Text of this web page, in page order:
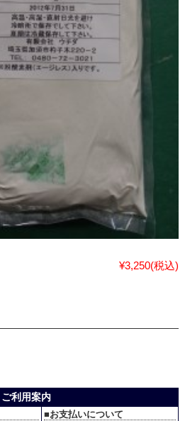
¥3,250(税込)
ご利用案内
■お支払いについて